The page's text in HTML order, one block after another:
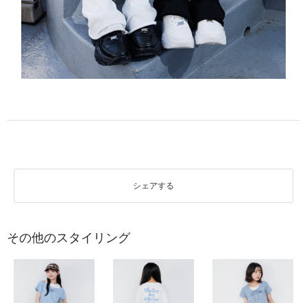
シェアする
その他のスタイリング